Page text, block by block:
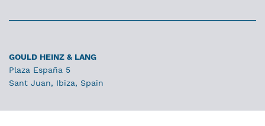
GOULD HEINZ & LANG
Plaza España 5
Sant Juan, Ibiza, Spain